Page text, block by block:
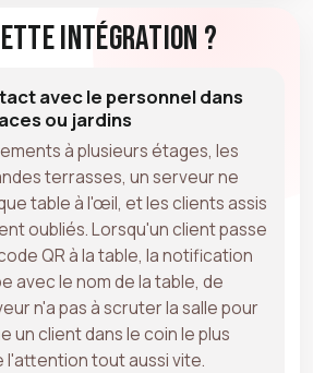
intégration ?
avec le personnel dans
ou jardins
à plusieurs étages, les
terrasses, un serveur ne
table à l'œil, et les clients assis
oubliés. Lorsqu'un client passe
QR à la table, la notification
avec le nom de la table, de
n'a pas à scruter la salle pour
un client dans le coin le plus
l'attention tout aussi vite.